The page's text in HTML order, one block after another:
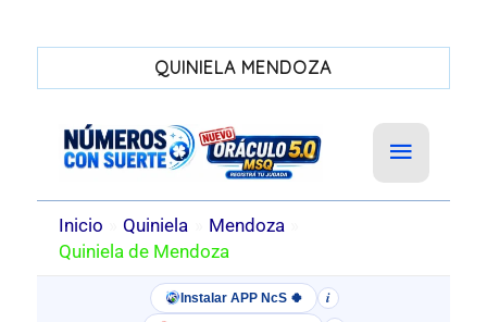
QUINIELA MENDOZA